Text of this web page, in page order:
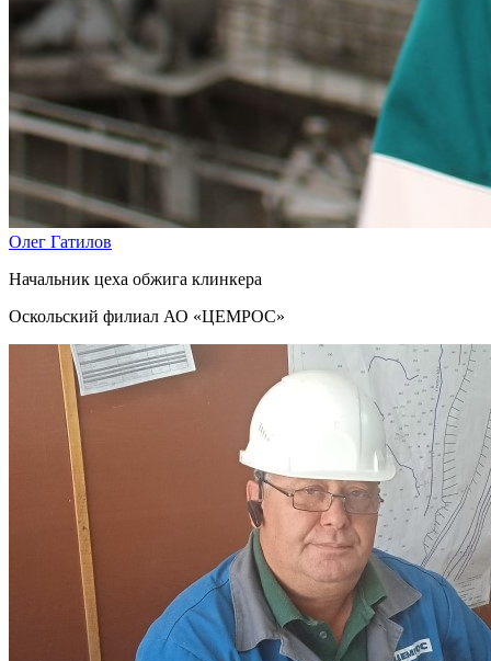
Олег Гатилов
Начальник цеха обжига клинкера
Оскольский филиал АО «ЦЕМРОС»